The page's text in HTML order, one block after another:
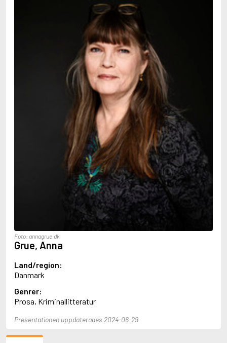
Abrahams, Peter (f. 1919)
Abrahams, Peter (f. 1947)
Abrahamson, Emmy
Abulhawa, Susan
Achmatova, Anna
Adamov, Arthur
Adams, Douglas
Adams, Herbert
Adams, Jane
Adams, Richard
Adbåge, Emma
Adbåge, Lisen
Adelborg, Ottilia
Adiga, Aravind
Foto: annagrue.dk
Grue, Anna
Land/region:
Danmark
Genrer:
Prosa, Kriminallitteratur
Presentationen uppdaterades 2024-06-29